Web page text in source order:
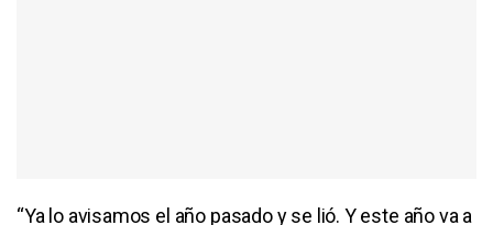
“Ya lo avisamos el año pasado y se lió. Y este año va a